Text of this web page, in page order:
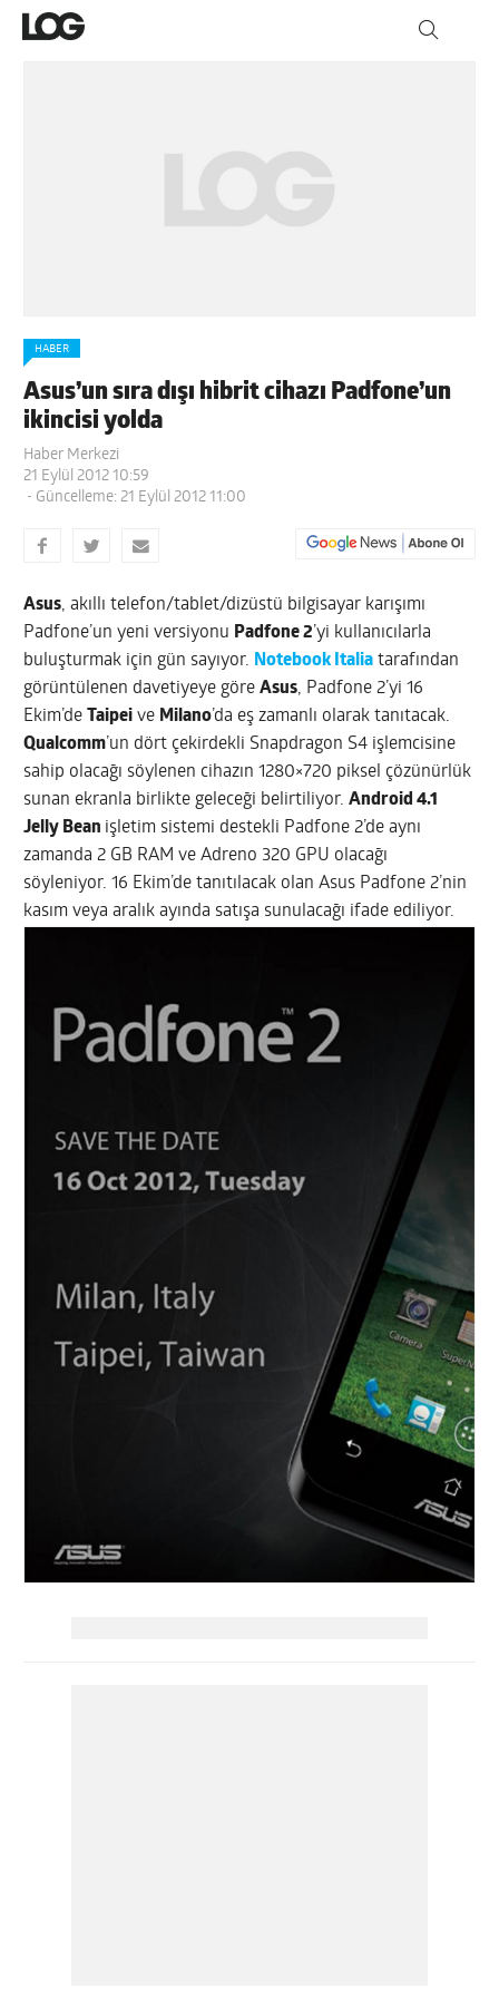
HABER
Asus’un sıra dışı hibrit cihazı Padfone’un
ikincisi yolda
Haber Merkezi
21 Eylül 2012 10:59
- Güncelleme: 21 Eylül 2012 11:00
Asus, akıllı telefon/tablet/dizüstü bilgisayar karışımı
Padfone’un yeni versiyonu Padfone 2’yi kullanıcılarla
buluşturmak için gün sayıyor. Notebook Italia tarafından
görüntülenen davetiyeye göreAsus, Padfone 2’yi 16
Ekim’de
Taipei ve Milano’da eş zamanlı olarak tanıtacak.
Qualcomm’un dört çekirdekli Snapdragon S4 işlemcisine
sahip olacağı söylenen cihazın 1280×720 piksel çözünürlük
sunan ekranla birlikte geleceği belirtiliyor.Android 4.1
Jelly Bean işletim sistemi destekli Padfone 2’de aynı
zamanda 2 GB RAM ve Adreno 320 GPU olacağı
söyleniyor. 16 Ekim’de tanıtılacak olan Asus Padfone 2’nin
kasım veya aralık ayında satışa sunulacağı ifade ediliyor.